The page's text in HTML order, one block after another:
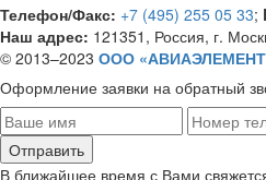
Телефон/Факс: +7 (495) 255 05 33;
Наш адрес: 121351, Россия, г.
© 2013–2023 ООО
Оформление заявки на обратный
В ближайшее время с Вами